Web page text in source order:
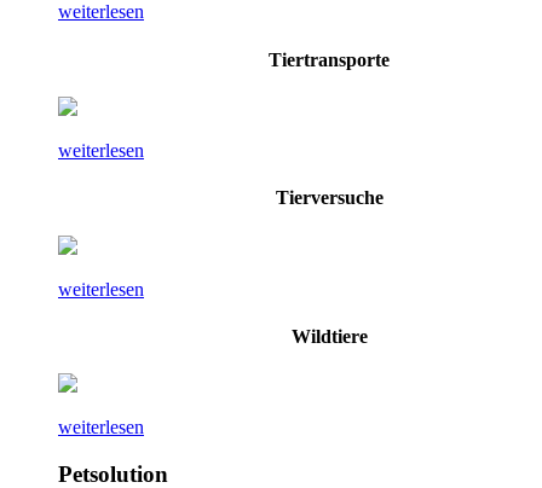
weiterlesen
Tiertransporte
weiterlesen
Tierversuche
weiterlesen
Wildtiere
weiterlesen
Petsolution